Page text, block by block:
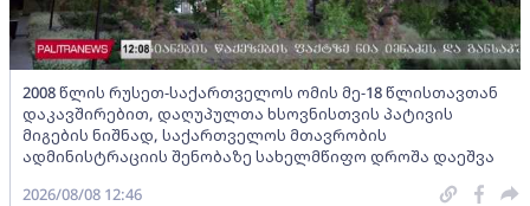
2008 წლის რუსეთ-საქართველოს ომის მე-18 წლისთავთან
დაკავშირებით, დაღუპულთა ხსოვნისთვის პატივის
მიგების ნიშნად, საქართველოს მთავრობის
ადმინისტრაციის შენობაზე სახელმწიფო დროშა დაეშვა
2026/08/08 12:46